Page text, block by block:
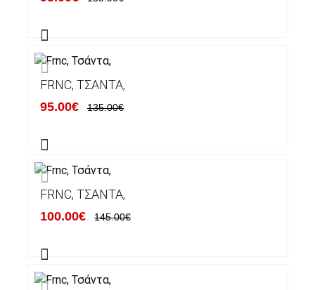
FRNC, ΤΣΆΝΤΑ,
95.00€ 135.00€
FRNC, ΤΣΆΝΤΑ,
100.00€ 145.00€